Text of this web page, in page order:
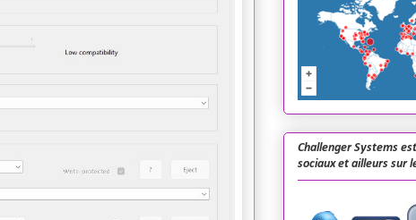
Challenger Systems
sociaux et ailleurs sur